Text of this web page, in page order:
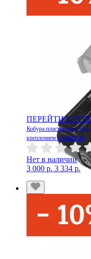
ПЕРЕЙТИ К
Кобура пластиковая
креплением (28040000)
Нет в наличии
3 000 р. 3 334 р.